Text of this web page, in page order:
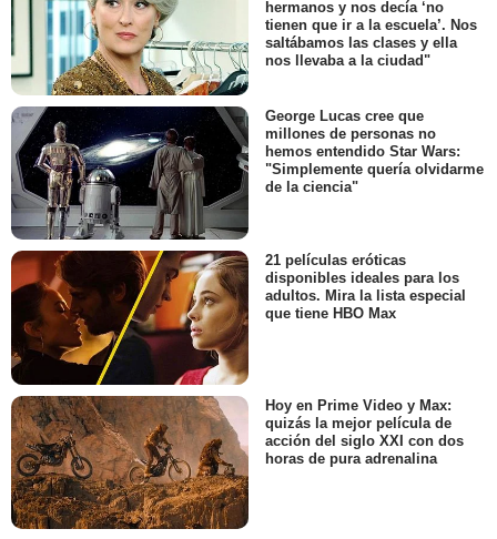
hermanos y nos decía ‘no
tienen que ir a la escuela’. Nos
saltábamos las clases y ella
nos llevaba a la ciudad"
George Lucas cree que
millones de personas no
hemos entendido Star Wars:
"Simplemente quería olvidarme
de la ciencia"
21 películas eróticas
disponibles ideales para los
adultos. Mira la lista especial
que tiene HBO Max
Hoy en Prime Video y Max:
quizás la mejor película de
acción del siglo XXI con dos
horas de pura adrenalina